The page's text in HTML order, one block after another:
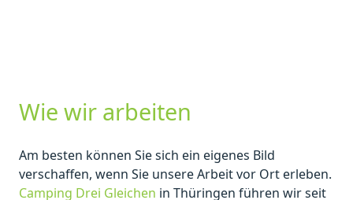
Wie wir arbeiten
Am besten können Sie sich ein eigenes Bild
verschaffen, wenn Sie unsere Arbeit vor Ort erleben.
Camping Drei Gleichen in Thüringen führen wir seit